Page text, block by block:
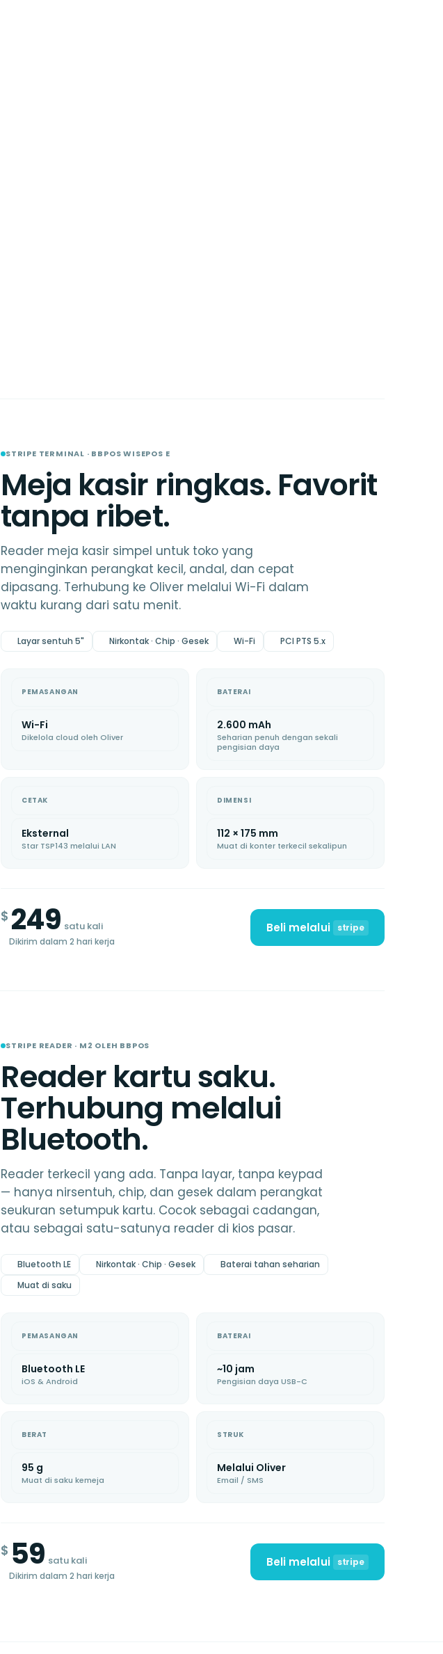
STRIPE TERMINAL · BBPOS WISEPOS E
Meja kasir ringkas. Favorit
tanpa ribet.
Reader meja kasir simpel untuk toko yang
menginginkan perangkat kecil, andal, dan cepat
dipasang. Terhubung ke Oliver melalui Wi-Fi dalam
waktu kurang dari satu menit.
Layar sentuh 5" Nirkontak · Chip · Gesek Wi-Fi PCI PTS 5.x
PEMASANGAN
Wi-Fi
Dikelola cloud oleh Oliver
BATERAI
2.600 mAh
Seharian penuh dengan sekali
pengisian daya
CETAK
Eksternal
Star TSP143 melalui LAN
DIMENSI
112 × 175 mm
Muat di konter terkecil sekalipun
$ 249 satu kali
Dikirim dalam 2 hari kerja
Beli melalui stripe
STRIPE READER · M2 OLEH BBPOS
Reader kartu saku.
Terhubung melalui
Bluetooth.
Reader terkecil yang ada. Tanpa layar, tanpa keypad
— hanya nirsentuh, chip, dan gesek dalam perangkat
seukuran setumpuk kartu. Cocok sebagai cadangan,
atau sebagai satu-satunya reader di kios pasar.
Bluetooth LE Nirkontak · Chip · Gesek
Baterai tahan seharian
Muat di saku
PEMASANGAN
Bluetooth LE
iOS & Android
BATERAI
~10 jam
Pengisian daya USB-C
BERAT
95 g
Muat di saku kemeja
STRUK
Melalui Oliver
Email / SMS
$ 59 satu kali
Dikirim dalam 2 hari kerja
Beli melalui stripe